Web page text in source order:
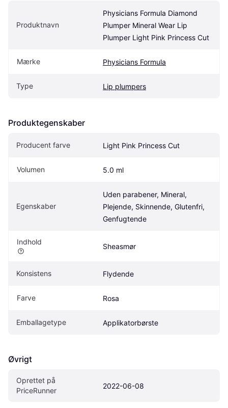
Produktnavn
Physicians Formula Diamond
Plumper Mineral Wear Lip
Plumper Light Pink Princess Cut
Mærke Physicians Formula
Type Lip plumpers
Produktegenskaber
Producent farve Light Pink Princess Cut
Volumen 5.0 ml
Egenskaber
Uden parabener, Mineral,
Plejende, Skinnende, Glutenfri,
Genfugtende
Indhold
Sheasmør
Konsistens Flydende
Farve Rosa
Emballagetype Applikatorbørste
Øvrigt
Oprettet på
PriceRunner
2022-06-08